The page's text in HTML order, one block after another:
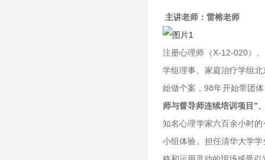
主讲老师：雷榕老师
注册心理师（X-12-020）
学组理事、家庭治疗学组
始做个案，98年开始带团
师与督导师连续培训项目”
知名心理学家六百余小时
小组体验。担任清华大学